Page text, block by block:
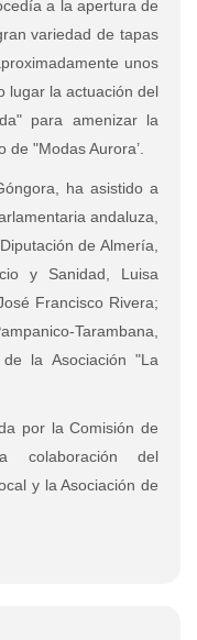
a la apertura de
variedad de tapas
unos
lugar la actuación del
para amenizar la
"Modas Aurora’.
ha asistido a
andaluza,
de Almería,
y Sanidad, Luisa
Francisco Rivera;
Tarambana,
la Asociación "La
por la Comisión de
colaboración del
y la Asociación de